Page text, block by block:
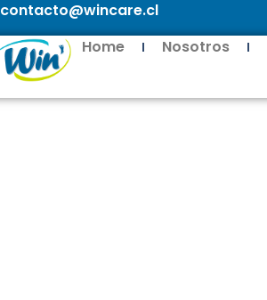
contacto@wincare.cl
Home
Nosotros